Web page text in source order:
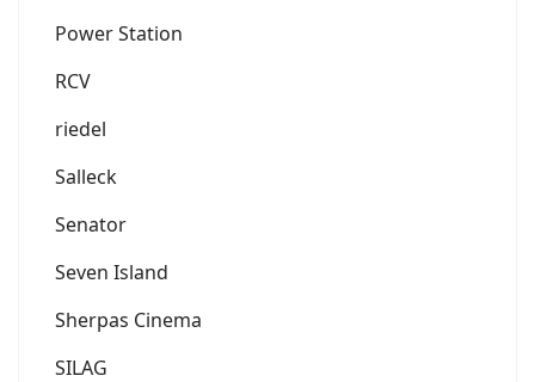
Power Station
RCV
riedel
Salleck
Senator
Seven Island
Sherpas Cinema
SILAG